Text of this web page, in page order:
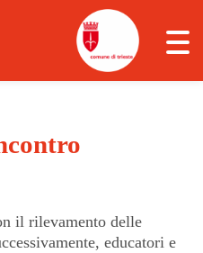
to
il rilevamento delle
educatori e